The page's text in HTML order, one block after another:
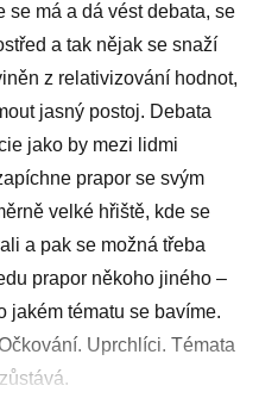
se má a dá vést debata, se
a tak nějak se snaží
z relativizování hodnot,
jasný postoj. Debata
jako by mezi lidmi
prapor se svým
velké hřiště, kde se
a pak se možná třeba
prapor někoho jiného –
jakém tématu se bavíme.
Uprchlíci. Témata